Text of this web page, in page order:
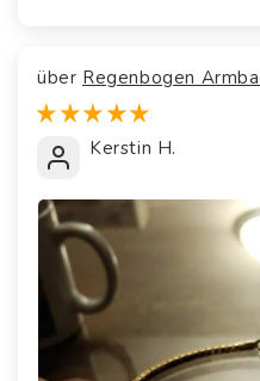
Regenbogen
Kerstin H.